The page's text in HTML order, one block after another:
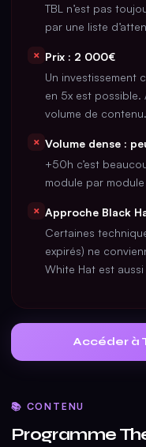
TBL n’est pas
par une liste
✗ Prix : 2 000€
Un investissement
en 5x est possible.
volume de contenu.
✗ Volume dense :
+50h c’est
module par
✗ Approche Black
Certaines
expirés) ne
White Hat est
Accéder à
📚 CONTENU
Programme